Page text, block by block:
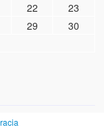
22
23
29
30